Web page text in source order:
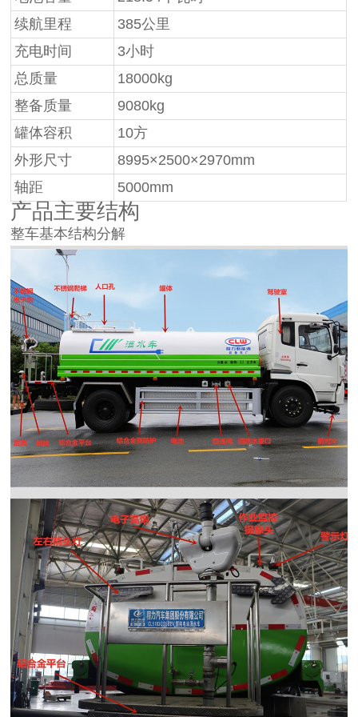
续航里程
385公里
充电时间
3小时
总质量
18000kg
整备质量
9080kg
罐体容积
10方
外形尺寸
8995×2500×2970mm
轴距
5000mm
产品主要结构
整车基本结构分解